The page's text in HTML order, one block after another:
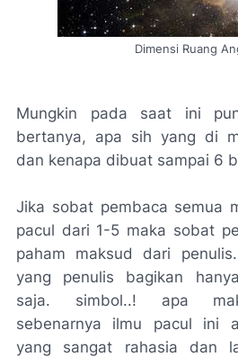
Dimensi Ruang
Mungkin pada saat ini
bertanya, apa sih yang di
dan kenapa dibuat sampai 6
Jika sobat pembaca semua
pacul dari 1-5 maka sobat
paham maksud dari
yang penulis bagikan
saja. simbol..! apa
sebenarnya ilmu pacul ini
yang sangat rahasia dan